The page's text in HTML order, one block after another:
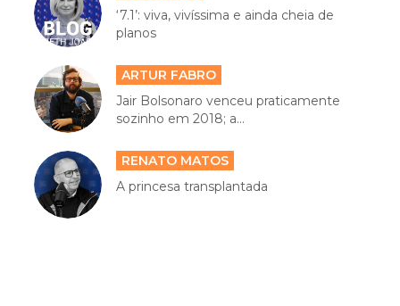
‘7.1’: viva, vivíssima e ainda cheia de
planos
ARTUR FABRO
Jair Bolsonaro venceu praticamente
sozinho em 2018; a...
RENATO MATOS
A princesa transplantada